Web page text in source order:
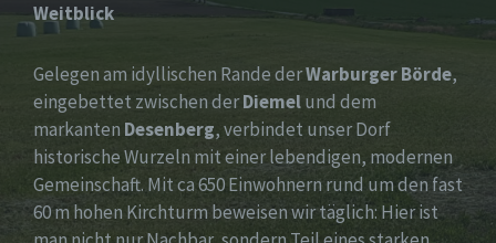
Weitblick
Gelegen am idyllischen Rande derWarburger Börde,
eingebettet zwischen derDiemelund dem
markanten Desenberg, verbindet unser Dorf
historische Wurzeln mit einer lebendigen, modernen
Gemeinschaft. Mit ca 650 Einwohnern rund um den fast
60 m hohen Kirchturm beweisen wir täglich: Hier ist